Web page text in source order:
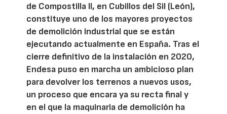
de Compostilla II, en Cubillos del Sil (León),
constituye uno de los mayores proyectos
de demolición industrial que se están
ejecutando actualmente en España. Tras el
cierre definitivo de la instalación en 2020,
Endesa puso en marcha un ambicioso plan
para devolver los terrenos a nuevos usos,
un proceso que encara ya su recta final y
en el que la maquinaria de demolición ha